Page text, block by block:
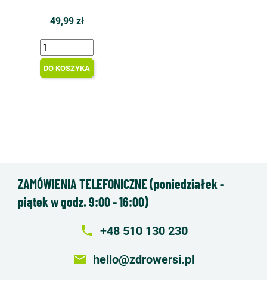
49,99 zł
DO KOSZYKA
ZAMÓWIENIA TELEFONICZNE (poniedziałek -
piątek w godz. 9:00 - 16:00)
local_phone +48 510 130 230
email hello@zdrowersi.pl